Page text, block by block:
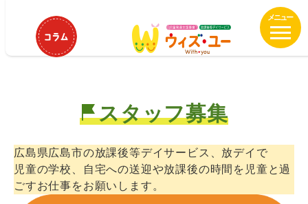
へ
移
動
ウィズ・ユー広島 運転手、その他
福祉職員募集！
スタッフ募集
広島県広島市の放課後等デイサービス、放デイで
児童の学校、自宅への送迎や放課後の時間を児童と過
ごすお仕事をお願いします。